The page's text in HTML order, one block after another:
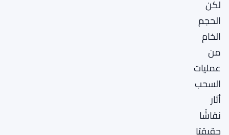
لكن
الحجم
الخام
من
عمليات
السحب
أثار
نقاشًا
حقيقيًا